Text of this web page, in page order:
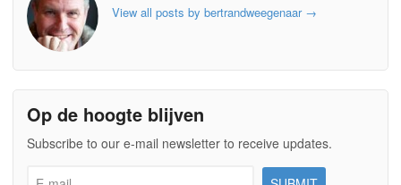
View all posts by bertrandweegenaar →
Op de hoogte blijven
Subscribe to our e-mail newsletter to receive updates.